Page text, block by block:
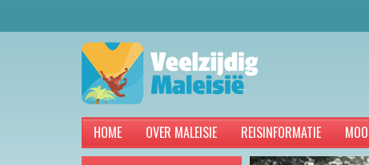
HOME OVER MALEISIE REISINFORMATIE